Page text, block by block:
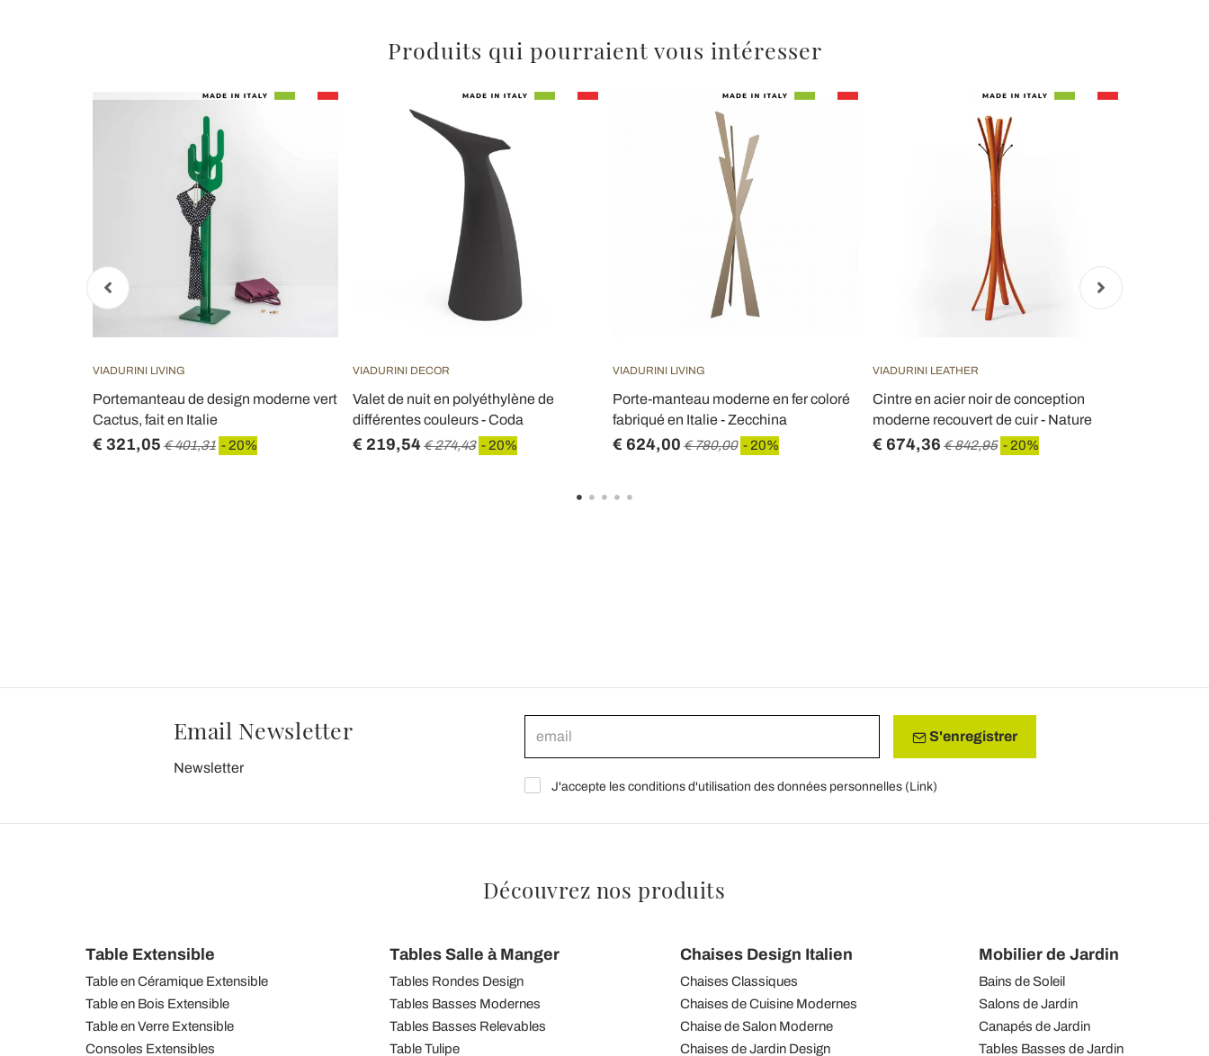
Produits qui pourraient vous intéresser
VIADURINI LIVING
Portemanteau de design moderne vert
Cactus, fait en Italie
€ 321,05 € 401,31 - 20%
VIADURINI DECOR
Valet de nuit en polyéthylène de
différentes couleurs - Coda
€ 219,54€ 274,43 - 20%
VIADURINI LIVING
Porte-manteau moderne en fer coloré
fabriqué en Italie - Zecchina
€ 624,00 € 780,00 - 20%
VIADURINI LEATHER
Cintre en acier noir de conception
moderne recouvert de cuir - Nature
€ 674,36 € 842,95 - 20%
Email Newsletter
Newsletter
S'enregistrer
J'accepte les conditions d'utilisation des données personnelles (Link)
Découvrez nos produits
Table Extensible
Table en Céramique Extensible
Table en Bois Extensible
Table en Verre Extensible
Consoles Extensibles
Tables Salle à Manger
Tables Rondes Design
Tables Basses Modernes
Tables Basses Relevables
Table Tulipe
Chaises Design Italien
Chaises Classiques
Chaises de Cuisine Modernes
Chaise de Salon Moderne
Chaises de Jardin Design
Mobilier de Jardin
Bains de Soleil
Salons de Jardin
Canapés de Jardin
Tables Basses de Jardin